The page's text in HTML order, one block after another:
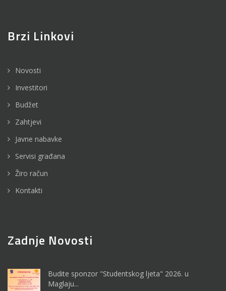
Brzi Linkovi
Novosti
Investitori
Budžet
Zahtjevi
Javne nabavke
Servisi građana
Žiro račun
Kontakti
Zadnje Novosti
Budite sponzor "Studentskog ljeta" 2026. u
Maglaju...